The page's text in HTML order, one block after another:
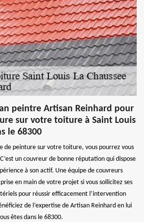
peintre Artisan Reinhard pour
sur votre toiture à Saint Louis
le 68300
de peinture sur votre toiture, vous pourrez vous
un couvreur de bonne réputation qui dispose
à son actif. Une équipe de couvreurs
en main de votre projet si vous sollicitez ses
pour réussir efficacement l’intervention
de l’expertise de Artisan Reinhard en lui
êtes dans le 68300.